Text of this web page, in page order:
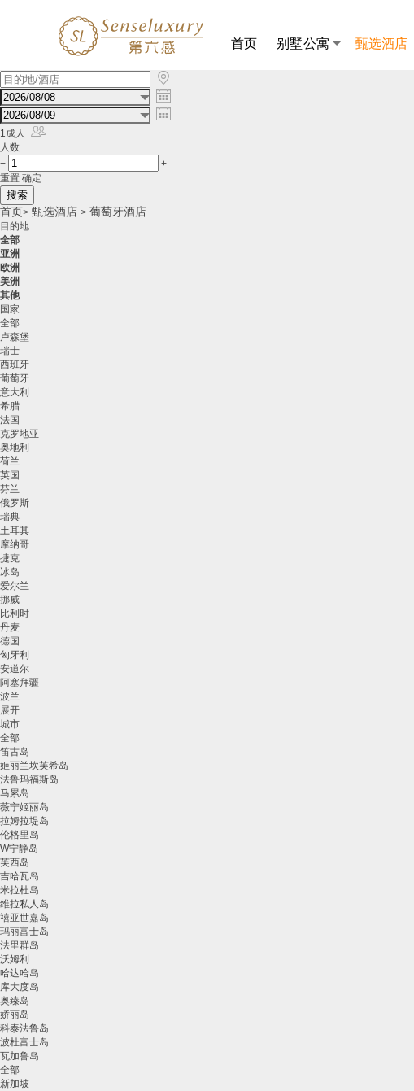
首页 别墅公寓 甄选酒店
欧
洲
葡
萄
牙
酒
预
订，
葡
萄
牙
酒
店
推
荐，
葡
萄
牙
酒
店
价
格
查
询



1成人 
人数
−
+
重置 确定
首页> 甄选酒店 > 葡萄牙酒店
目的地
全部
亚洲
欧洲
美洲
其他
国家
全部
卢森堡
瑞士
西班牙
葡萄牙
意大利
希腊
法国
克罗地亚
奥地利
荷兰
英国
芬兰
俄罗斯
瑞典
土耳其
摩纳哥
捷克
冰岛
爱尔兰
挪威
比利时
丹麦
德国
匈牙利
安道尔
阿塞拜疆
波兰
展开
城市
全部
笛古岛
姬丽兰坎芙希岛
法鲁玛福斯岛
马累岛
薇宁姬丽岛
拉姆拉堤岛
伦格里岛
W宁静岛
芙西岛
吉哈瓦岛
米拉杜岛
维拉私人岛
禧亚世嘉岛
玛丽富士岛
法里群岛
沃姆利
哈达哈岛
库大度岛
奥臻岛
娇丽岛
科泰法鲁岛
波杜富士岛
瓦加鲁岛
全部
新加坡